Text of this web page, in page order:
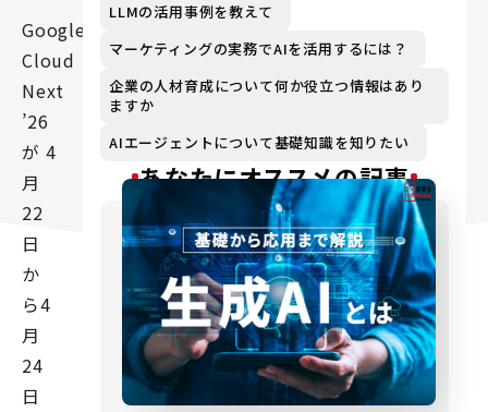
Google
Cloud
Next
’26
が 4
月
22
日
か
ら4
月
24
日
LLMの活用事例を教えて
マーケティングの実務でAIを活用するには？
企業の人材育成について何か役立つ情報はあり
ますか
AIエージェントについて基礎知識を知りたい
あなたにオススメの記事